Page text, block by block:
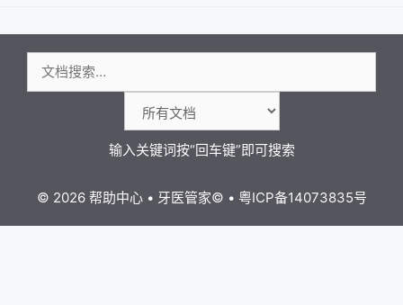
索：
© 2026 帮助中心• 牙医管家© • 粤ICP备14073835号